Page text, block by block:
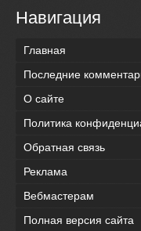
Навигация
Главная
Последние
О сайте
Политика
Обратная связь
Реклама
Вебмастерам
Полная версия сайта